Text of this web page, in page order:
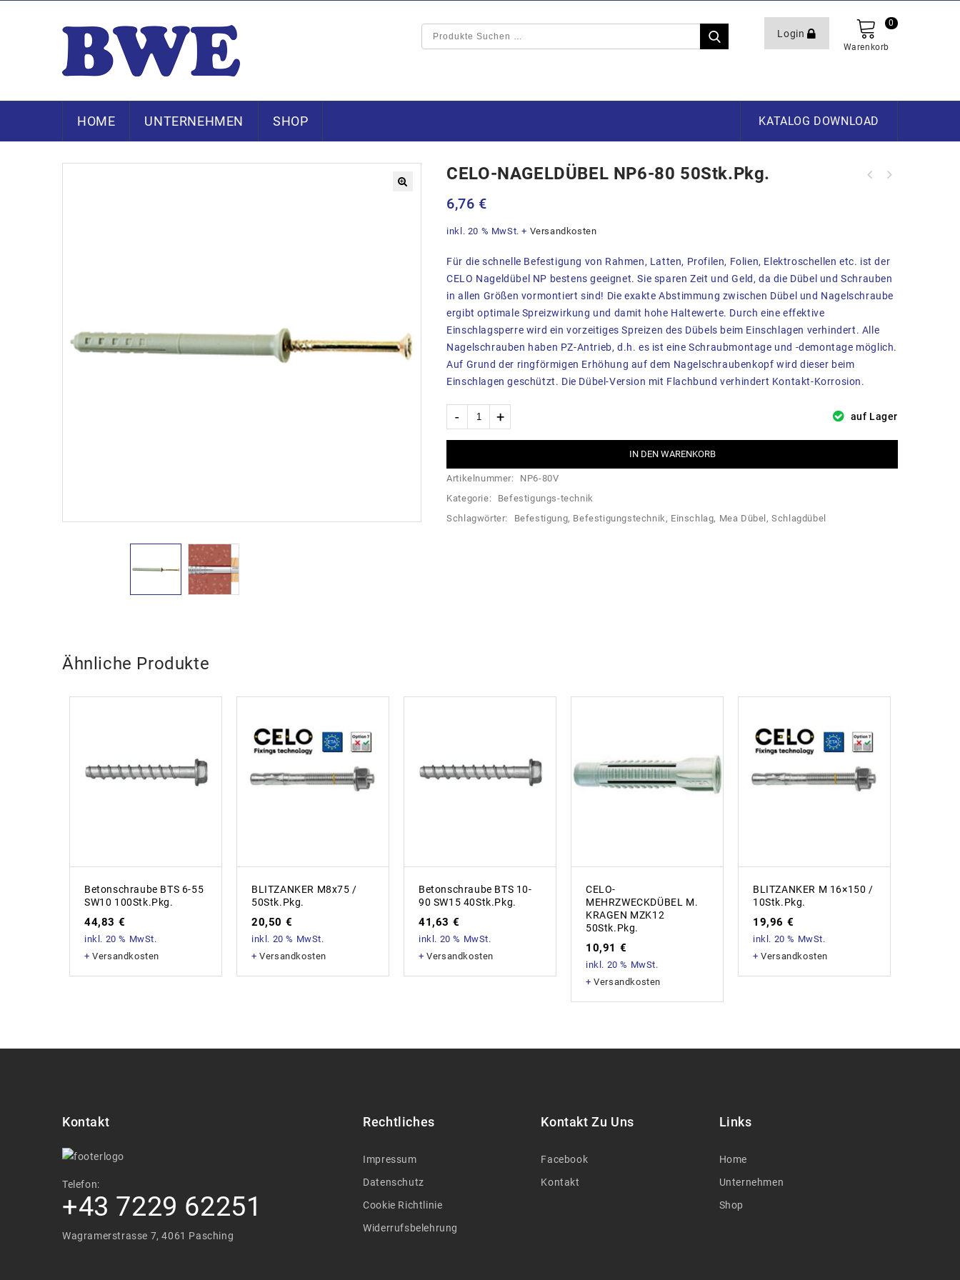
Login
Warenkorb
0
HOME UNTERNEHMEN SHOP KATALOG DOWNLOAD
CELO-NAGELDÜBEL NP6-80 50Stk.Pkg.
6,76 €
inkl. 20 % MwSt. + Versandkosten
Für die schnelle Befestigung von Rahmen, Latten, Profilen, Folien, Elektroschellen etc. ist der
CELO Nageldübel NP bestens geeignet. Sie sparen Zeit und Geld, da die Dübel und Schrauben
in allen Größen vormontiert sind! Die exakte Abstimmung zwischen Dübel und Nagelschraube
ergibt optimale Spreizwirkung und damit hohe Haltewerte. Durch eine effektive
Einschlagsperre wird ein vorzeitiges Spreizen des Dübels beim Einschlagen verhindert. Alle
Nagelschrauben haben PZ-Antrieb, d.h. es ist eine Schraubmontage und -demontage möglich.
Auf Grund der ringförmigen Erhöhung auf dem Nagelschraubenkopf wird dieser beim
Einschlagen geschützt. Die Dübel-Version mit Flachbund verhindert Kontakt-Korrosion.
auf Lager
IN DEN WARENKORB
Artikelnummer:
NP6-80V
Kategorie:
Befestigungs-technik
Schlagwörter:
Befestigung, Befestigungstechnik, Einschlag, Mea Dübel,Schlagdübel
Ähnliche Produkte
Betonschraube BTS 6-55
SW10 100Stk.Pkg.
44,83 €
inkl. 20 % MwSt.
+Versandkosten
BLITZANKER M8x75 /
50Stk.Pkg.
20,50 €
inkl. 20 % MwSt.
+Versandkosten
Betonschraube BTS 10-
90 SW15 40Stk.Pkg.
41,63 €
inkl. 20 % MwSt.
+Versandkosten
CELO-
MEHRZWECKDÜBEL M.
KRAGEN MZK12
50Stk.Pkg.
10,91 €
inkl. 20 % MwSt.
+Versandkosten
BLITZANKER M 16×150 /
10Stk.Pkg.
19,96 €
inkl. 20 % MwSt.
+Versandkosten
Kontakt
Telefon:
+43 7229 62251
Wagramerstrasse 7, 4061 Pasching
Rechtliches
Impressum
Datenschutz
Cookie Richtlinie
Widerrufsbelehrung
Kontakt Zu Uns
Facebook
Kontakt
Links
Home
Unternehmen
Shop